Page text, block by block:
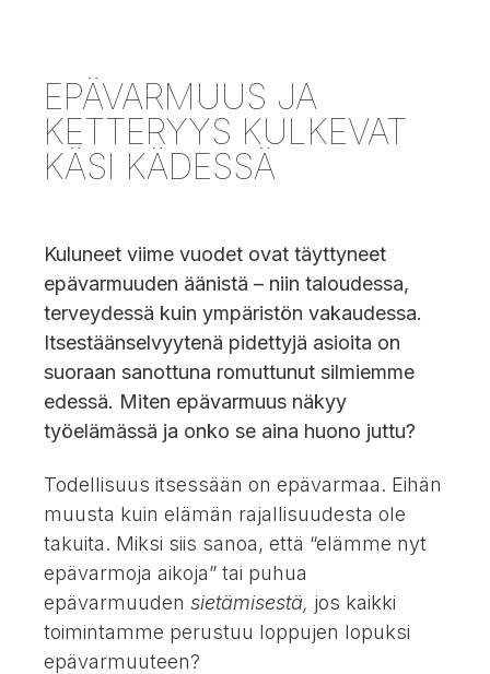
EPÄVARMUUS JA
KETTERYYS KULKEVAT
KÄSI KÄDESSÄ
Kuluneet viime vuodet ovat täyttyneet
epävarmuuden äänistä – niin taloudessa,
terveydessä kuin ympäristön vakaudessa.
Itsestäänselvyytenä pidettyjä asioita on
suoraan sanottuna romuttunut silmiemme
edessä. Miten epävarmuus näkyy
työelämässä ja onko se aina huono juttu?
Todellisuus itsessään on epävarmaa. Eihän
muusta kuin elämän rajallisuudesta ole
takuita. Miksi siis sanoa, että “elämme nyt
epävarmoja aikoja” tai puhua
epävarmuuden sietämisestä, jos kaikki
toimintamme perustuu loppujen lopuksi
epävarmuuteen?